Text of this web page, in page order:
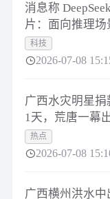
消息称
片：面向推理
达、华为
科技
2026-07-08
广西水灾明星捐
1天，荒唐一幕
热点
2026-07-08
广西横州洪水中